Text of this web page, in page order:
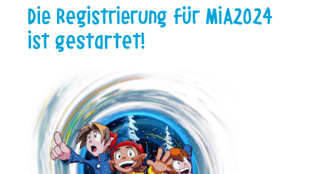
Die Registrierung für MiA2024
ist gestartet!